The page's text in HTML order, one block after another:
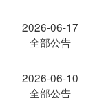
2026-06-17
全部公告
2026-06-10
全部公告